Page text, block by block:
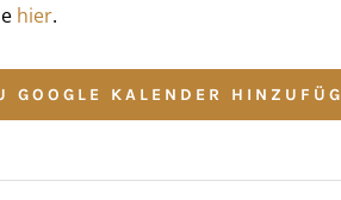
hier.
GOOGLE KALENDER